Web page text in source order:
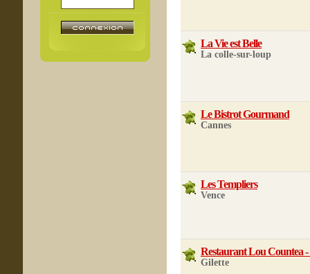
La Vie est Belle
La colle-sur-loup
Le Bistrot Gourmand
Cannes
Les Templiers
Vence
Restaurant Lou Countea
Gilette